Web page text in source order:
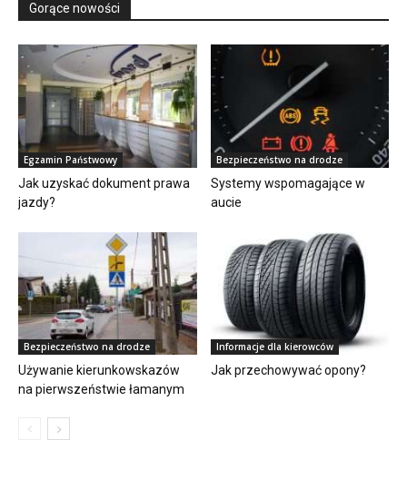
Gorące nowości
Egzamin Państwowy
Jak uzyskać dokument prawa
jazdy?
Bezpieczeństwo na drodze
Systemy wspomagające w
aucie
Bezpieczeństwo na drodze
Używanie kierunkowskazów
na pierwszeństwie łamanym
Informacje dla kierowców
Jak przechowywać opony?